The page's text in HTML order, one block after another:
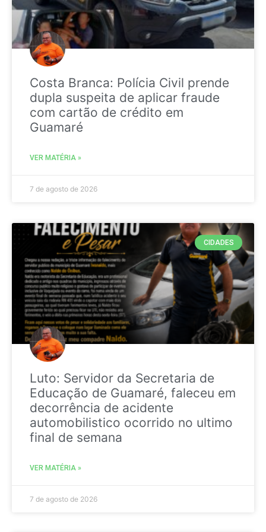
Costa Branca: Polícia Civil prende
dupla suspeita de aplicar fraude
com cartão de crédito em
Guamaré
VER MATÉRIA »
7 de agosto de 2026
CIDADES
Luto: Servidor da Secretaria de
Educação de Guamaré, faleceu em
decorrência de acidente
automobilistico ocorrido no ultimo
final de semana
VER MATÉRIA »
7 de agosto de 2026